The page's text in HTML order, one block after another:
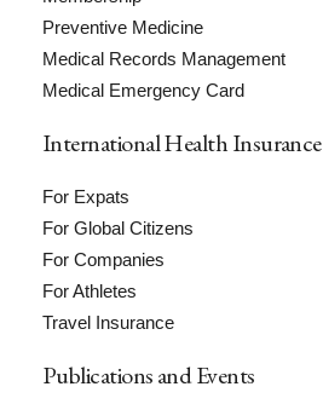
Preventive Medicine
Medical Records Management
Medical Emergency Card
International Health Insurance
For Expats
For Global Citizens
For Companies
For Athletes
Travel Insurance
Publications and Events